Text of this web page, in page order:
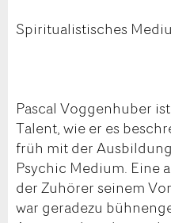
Spiritualistisches
Pascal Voggenhuber
Talent, wie er es
früh mit der
Psychic Medium. Eine
der Zuhörer seinem
war geradezu